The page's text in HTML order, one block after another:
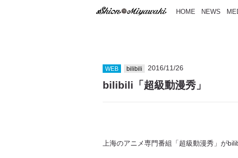
HOME NEWS
WEB bilibili 2016/11/26
bilibili「超級動漫秀」
上海のアニメ専門番組「超級動漫秀」が